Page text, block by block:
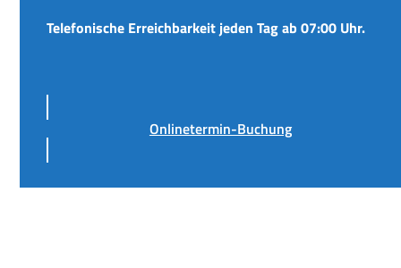
Telefonische Erreichbarkeit jeden Tag ab 07:00 Uhr.
Onlinetermin-Buchung